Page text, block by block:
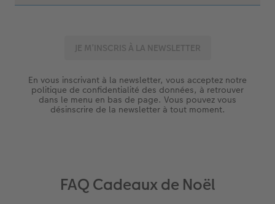
En vous inscrivant à la newsletter, vous acceptez notre
politique de confidentialité des données, à retrouver
dans le menu en bas de page. Vous pouvez vous
désinscrire de la newsletter à tout moment.
FAQ Cadeaux de Noël